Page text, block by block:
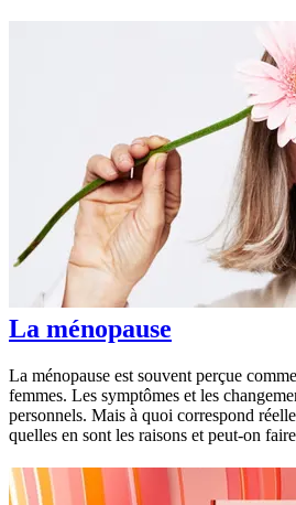
La ménopause
La ménopause est souvent perçue
femmes. Les symptômes et les
personnels. Mais à quoi correspond
quelles en sont les raisons et peut-on